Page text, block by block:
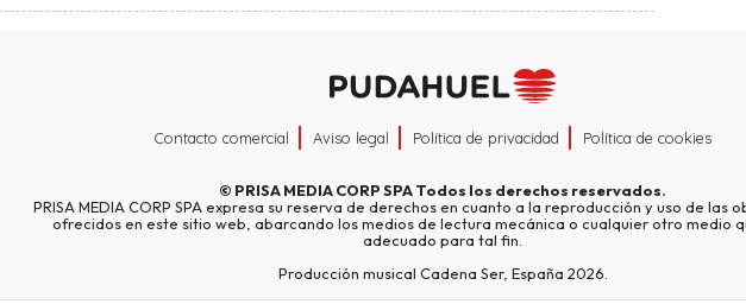
Contacto comercial Aviso legal Política de privacidad Política de cookies
© PRISA MEDIA CORP SPATodos los derechos reservados.
PRISA MEDIA CORP SPA expresa su reserva de derechos en cuanto a la reproducción y uso de las
ofrecidos en este sitio web, abarcando los medios de lectura mecánica o cualquier otro medio
adecuado para tal fin.
Producción musical Cadena Ser, España 2026.